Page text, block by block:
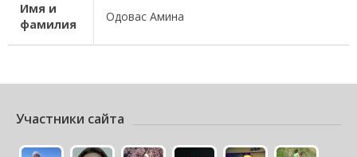
Имя и
фамилия
Одовас Амина
Участники сайта